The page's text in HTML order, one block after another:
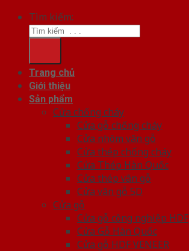
Tìm kiếm:
Trang chủ
Giới thiệu
Sản phẩm
Cửa chống cháy
Cửa gỗ chống cháy
Cửa nhôm vân gỗ
Cửa thép chống cháy
Cửa Thép Hàn Quốc
Cửa thép vân gỗ
Cửa vân gỗ 5D
Cửa gỗ
Cửa gỗ công nghiệp HDF
Cửa Gỗ Hàn Quốc
Cửa gỗ HDF VENEER